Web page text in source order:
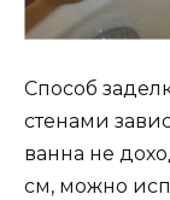
Способ
стенами
ванна не
см, можно